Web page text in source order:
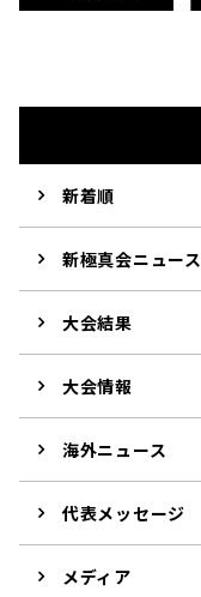
新着順
新極真会ニュース
大会結果
大会情報
海外ニュース
代表メッセージ
メディア